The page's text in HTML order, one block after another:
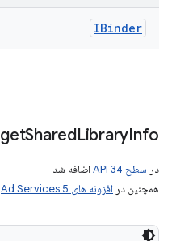
IBinder
getSharedLibraryInfo
در سطح API 34
اضافه شد
همچنین در افزونه های Ad Services 5